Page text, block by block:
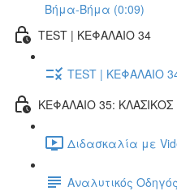
Βήμα-Βήμα (0:09)
TEST | ΚΕΦΑΛΑΙΟ 34
TEST | ΚΕΦΑΛΑΙΟ
ΚΕΦΑΛΑΙΟ 35:
Διδασκαλία με
Αναλυτικός